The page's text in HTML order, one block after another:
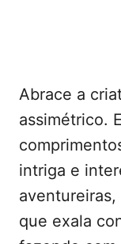
Abrace a
assimétrico.
intriga e
que exala